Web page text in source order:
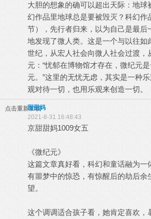
大胆的想象的确可以超出天际：地球
幻作品里地球总是要被毁灭？科幻作
节），先行者归来，以为自己是最后
地发现了微人类。这是一个与以往如
世纪，从宏人社会向微人社会过渡，
元：“忧郁在博物馆才存在，微纪元
元。”这里的无忧无虑，其实是一种
观对待一切，也用乐观来创造一切。
点击重新加载
甜甜妈
2021-8-31 16:48:43
京甜甜妈1009女五
《微纪元》
这篇文章真好看，科幻和童话融为一
有噩梦中的惊恐，有惊醒后的劫后余
望。
这个调调适合孩子看，她肯定喜欢，